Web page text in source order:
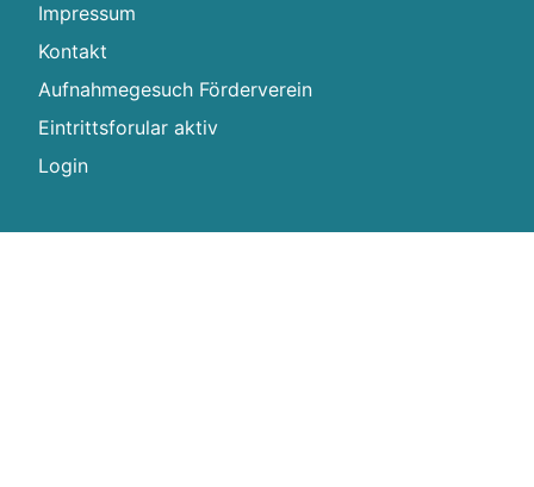
Impressum
Kontakt
Aufnahmegesuch Förderverein
Eintrittsforular aktiv
Login